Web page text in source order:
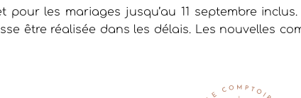
les mariages jusqu’au 11 septembre
être réalisée dans les délais. Les nouvelles